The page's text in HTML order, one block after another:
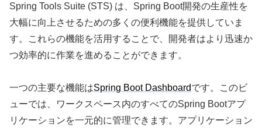
Spring Tools Suite (STS) は、Spring Boot開発の生産性を
大幅に向上させるための多くの便利機能を提供していま
す。これらの機能を活用することで、開発者はより迅速か
つ効率的に作業を進めることができます。
一つの主要な機能はSpring Boot Dashboardです。このビ
ューでは、ワークスペース内のすべてのSpring Bootアプ
リケーションを一元的に管理できます。アプリケーション